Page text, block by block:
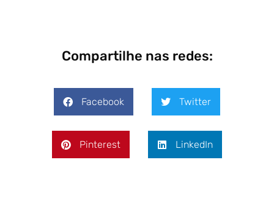
Compartilhe nas redes:
Facebook Twitter
Pinterest LinkedIn